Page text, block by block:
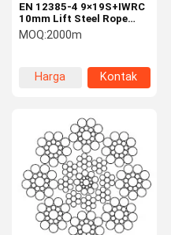
Kasus-Kasus
EN 12385-4 9×19S+IWRC
10mm Lift Steel Rope
Traction Rope
MOQ:2000m
Harga
Kontak